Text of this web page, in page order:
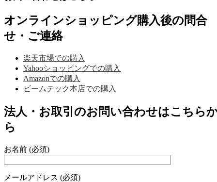
オンラインショッピング購入後の問合
せ・ご連絡
楽天市場での購入
Yahooショッピングでの購入
Amazonでの購入
ビームテック本店での購入
法人・お取引のお問い合わせはこちら
ら
お名前 (必須)
メールアドレス (必須)